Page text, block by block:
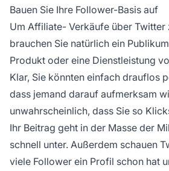
Bauen Sie Ihre Follower-Basis auf
Um Affiliate- Verkäufe über Twitter
brauchen Sie natürlich ein
Produkt oder eine Dienstleistung
Klar, Sie könnten einfach drauflos
dass jemand darauf aufmerksam
unwahrscheinlich, dass Sie so
Ihr Beitrag geht in der Masse der
schnell unter. Außerdem schauen
viele Follower ein Profil schon hat